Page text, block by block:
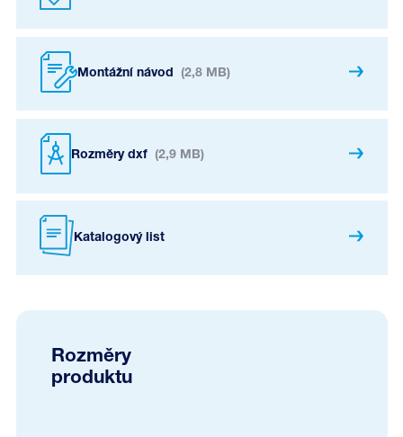
Montážní návod (2,8 MB)
Rozměry dxf (2,9 MB)
Katalogový list
Rozměry
produktu